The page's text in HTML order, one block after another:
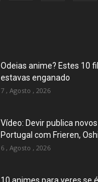
Odeias anime? Estes 10
estavas enganado
7 , Agosto , 2026
Vídeo: Devir publica
Portugal com Frieren, Oshi
6 , Agosto , 2026